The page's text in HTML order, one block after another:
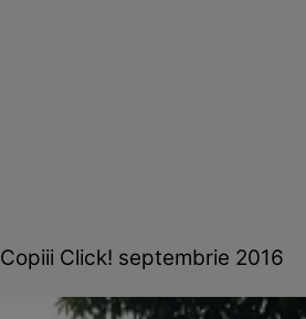
Copiii Click! septembrie 2016